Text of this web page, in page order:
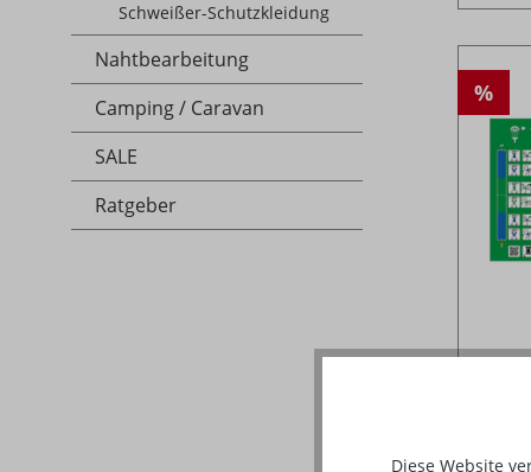
Schweißer-Schutzkleidung
Nahtbearbeitung
Camping / Caravan
SALE
Ratgeber
%
Diese Website